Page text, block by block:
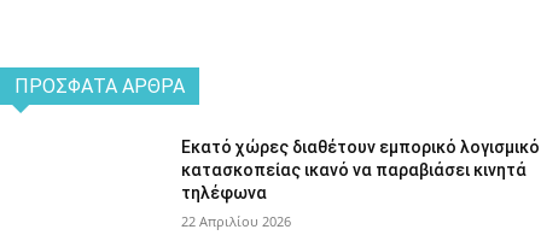
ΠΡΌΣΦΑΤΑ ΆΡΘΡΑ
Εκατό χώρες διαθέτουν εμπορικό λογισμικό
κατασκοπείας ικανό να παραβιάσει κινητά
τηλέφωνα
22 Απριλίου 2026